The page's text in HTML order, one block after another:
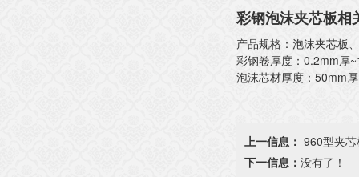
彩钢泡沫夹芯板相关
产品规格：泡沫夹芯板
彩钢卷厚度：0.2mm厚
泡沫芯材厚度：50mm
上一信息： 960型夹
下一信息： 没有了！